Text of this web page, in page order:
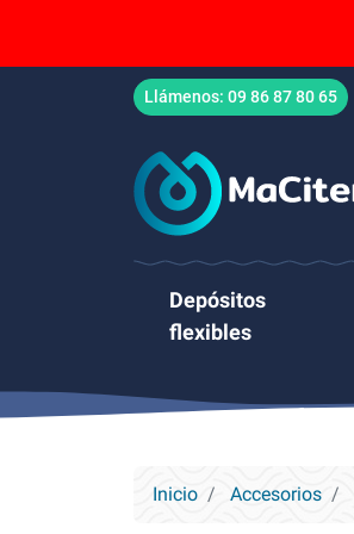
Llámenos: 09 86 87 80 65
Depósitos
flexibles
Inicio Accesorios